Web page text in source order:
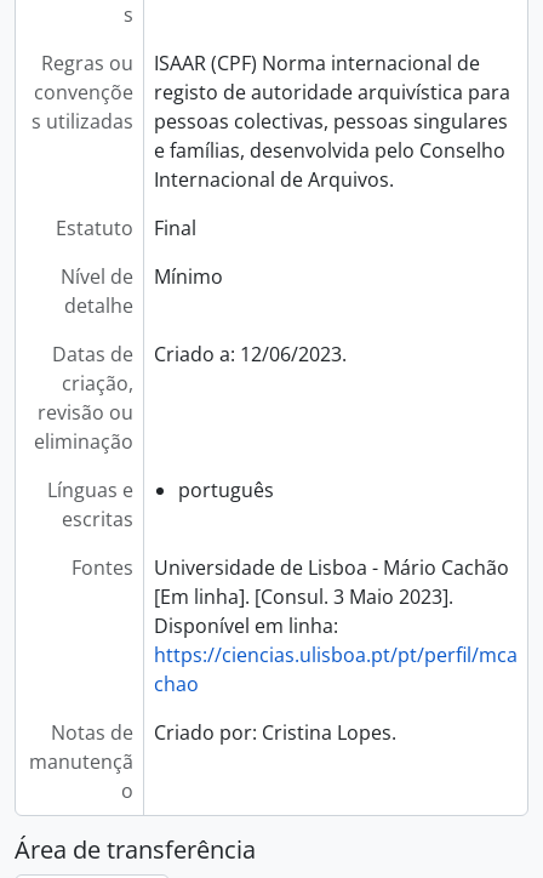
s
Regras ou
convençõe
s utilizadas
ISAAR (CPF) Norma internacional de
registo de autoridade arquivística para
pessoas colectivas, pessoas singulares
e famílias, desenvolvida pelo Conselho
Internacional de Arquivos.
Estatuto
Final
Nível de
detalhe
Mínimo
Datas de
criação,
revisão ou
eliminação
Criado a: 12/06/2023.
Línguas e
escritas
português
Fontes
Universidade de Lisboa - Mário Cachão
[Em linha]. [Consul. 3 Maio 2023].
Disponível em linha:
https://ciencias.ulisboa.pt/pt/perfil/mca
chao
Notas de
manutençã
o
Criado por: Cristina Lopes.
Área de transferência